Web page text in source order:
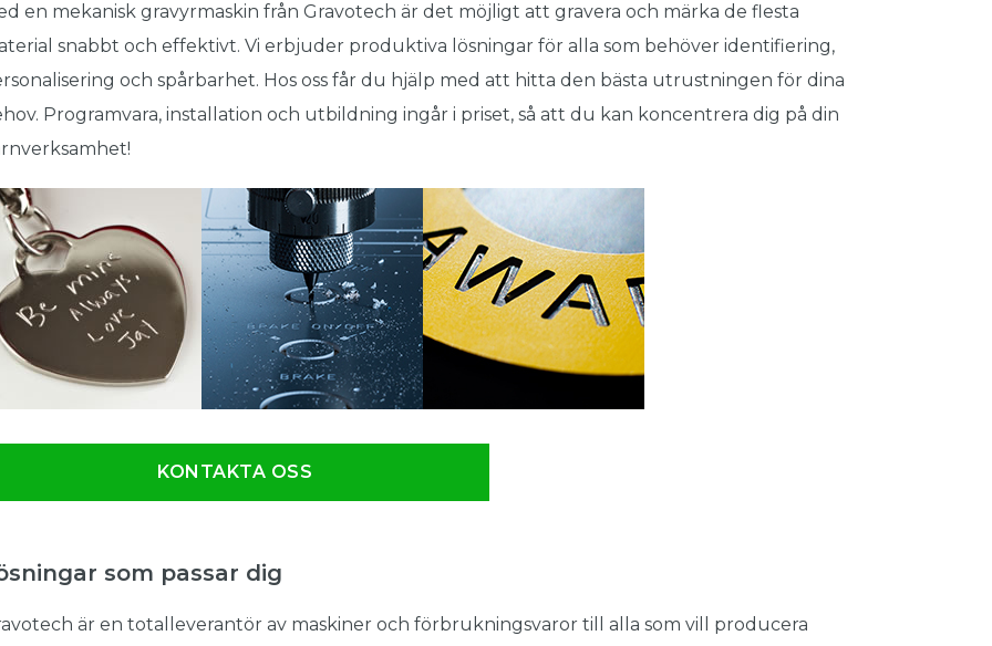
en mekanisk gravyrmaskin från Gravotech är det möjligt att gravera och märka de flesta
snabbt och effektivt. Vi erbjuder produktiva lösningar för alla som behöver identifiering,
och spårbarhet. Hos oss får du hjälp med att hitta den bästa utrustningen för dina
Programvara, installation och utbildning ingår i priset, så att du kan koncentrera dig på din
KONTAKTA OSS
som passar dig
är en totalleverantör av maskiner och förbrukningsvaror till alla som vill producera